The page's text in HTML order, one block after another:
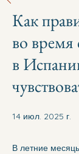
Главная
Как
во
в
14 июл. 2025 г.
В летние